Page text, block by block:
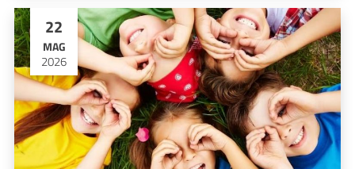
22
MAG
2026